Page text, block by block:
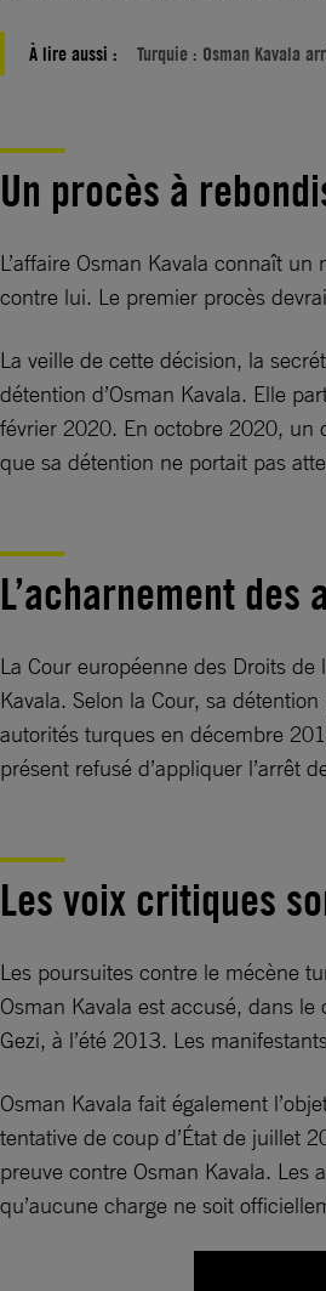
À lire aussi : Turquie : Osman Kavala
Un procès à
L’affaire Osman Kavala connaît
contre lui. Le premier procès
La veille de cette décision, la
détention d’Osman Kavala. Elle
février 2020. En octobre 2020, un
que sa détention ne portait pas
L’acharnement
La Cour européenne des Droits
Kavala. Selon la Cour, sa
autorités turques en décembre
présent refusé d’appliquer l’arrêt
Les voix critiques
Les poursuites contre le mécène
Osman Kavala est accusé, dans
Gezi, à l’été 2013. Les
Osman Kavala fait également
tentative de coup d’État de juillet
preuve contre Osman Kavala.
qu’aucune charge ne soit